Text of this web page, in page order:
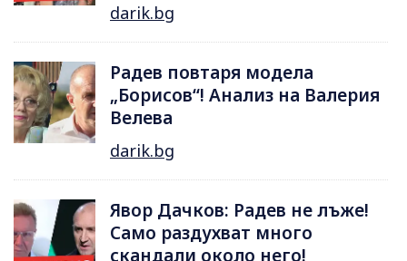
darik.bg
Радев повтаря модела
„Борисов“! Анализ на Валерия
Велева
darik.bg
Явор Дачков: Радев не лъже!
Само раздухват много
скандали около него!